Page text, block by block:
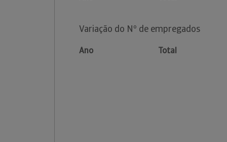
Variação do Nº de empregados
Ano Total